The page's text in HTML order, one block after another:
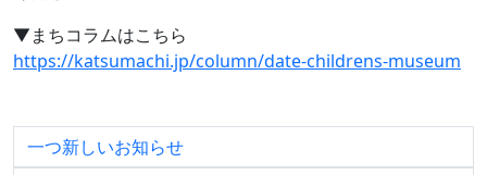
▼まちコラムはこちら
https://katsumachi.jp/column/date-childrens-museum
一つ新しいお知らせ